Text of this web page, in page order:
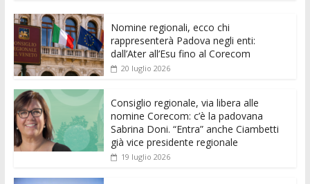
e
b
o
o
k
itt
er l s
A
p
p
ss
e
n
er
di
t
k
e
dI
di
vi
Nomine regionali, ecco chi
rappresenterà Padova negli enti:
dall’Ater all’Esu fino al Corecom
20 luglio 2026
Consiglio regionale, via libera alle
nomine Corecom: c’è la padovana
Sabrina Doni. “Entra” anche Ciambetti
già vice presidente regionale
19 luglio 2026